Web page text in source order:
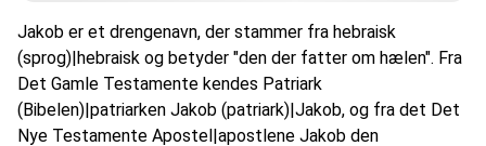
Jakob er et drengenavn, der stammer fra hebraisk
(sprog)|hebraisk og betyder "den der fatter om hælen". Fra
Det Gamle Testamente kendes Patriark
(Bibelen)|patriarken Jakob (patriark)|Jakob, og fra det Det
Nye Testamente Apostel|apostlene Jakob den